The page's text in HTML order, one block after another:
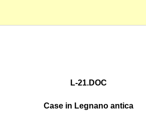
L-21.DOC
Case in Legnano antica